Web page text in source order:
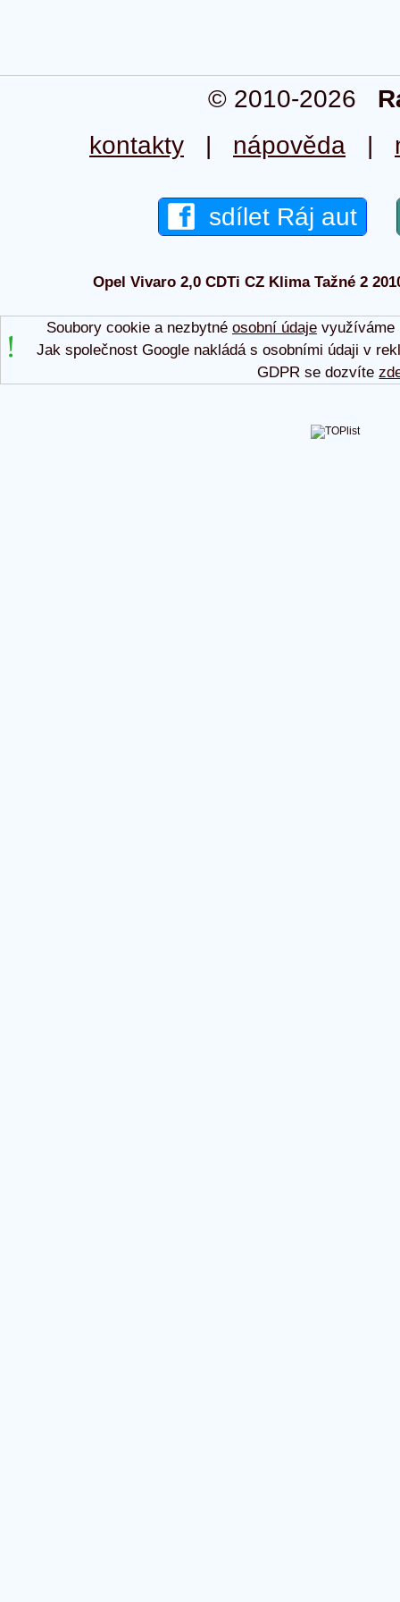
© 2010-2026
kontakty | nápověda |
sdílet Ráj aut
Opel Vivaro 2,0 CDTi CZ Klima Tažné 2
Soubory cookie a nezbytné osobní údajevyužíváme
Jak společnost Google nakládá s osobními údaji v
GDPR se dozvíte